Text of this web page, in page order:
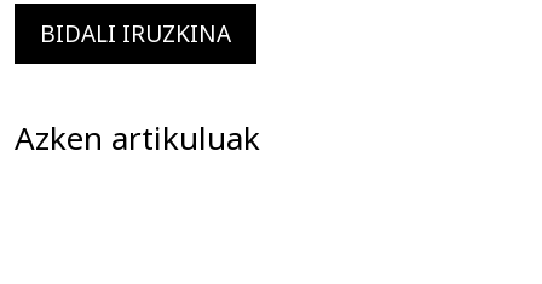
Azken artikuluak